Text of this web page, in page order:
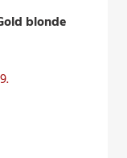
blonde